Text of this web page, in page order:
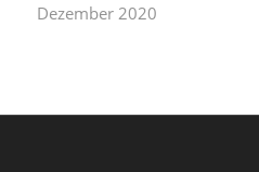
Dezember 2020